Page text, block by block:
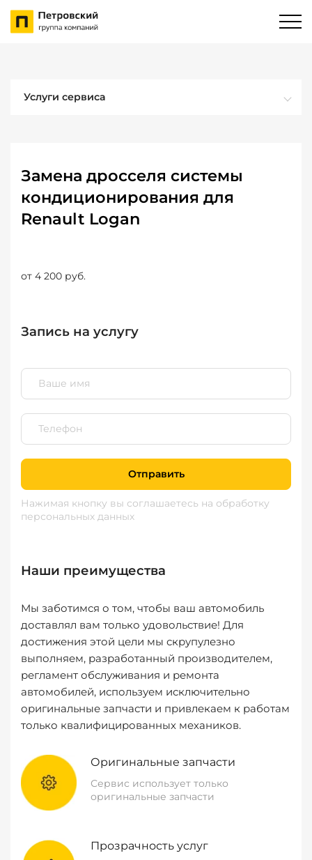
Услуги сервиса
Замена дросселя системы
кондиционирования для
Renault Logan
от 4 200 руб.
Запись на услугу
Отправить
Нажимая кнопку вы соглашаетесь на обработку
персональных данных
Наши преимущества
Мы заботимся о том, чтобы ваш автомобиль
доставлял вам только удовольствие! Для
достижения этой цели мы скрупулезно
выполняем, разработанный производителем,
регламент обслуживания и ремонта
автомобилей, используем исключительно
оригинальные запчасти и привлекаем к работам
только квалифицированных механиков.
Оригинальные запчасти
Сервис использует только
оригинальные запчасти
Прозрачность услуг